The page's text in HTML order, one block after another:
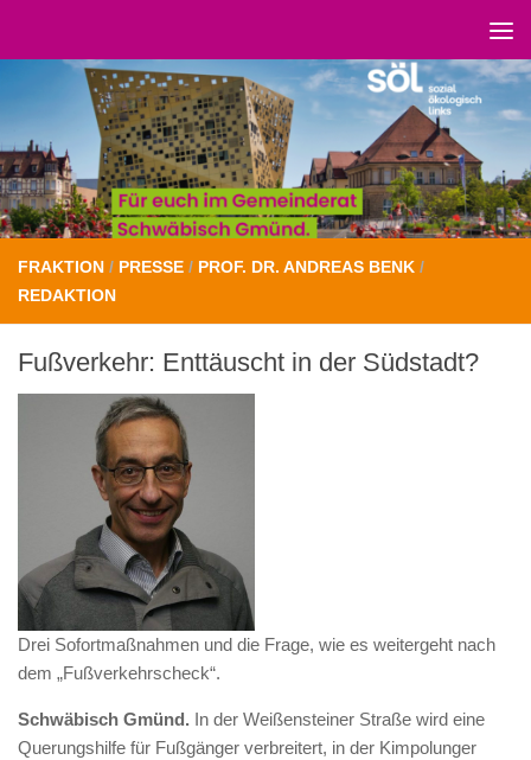
FRAKTION / PRESSE / PROF. DR. ANDREAS BENK /
REDAKTION
Fußverkehr: Enttäuscht in der Südstadt?
Drei Sofortmaßnahmen und die Frage, wie es weitergeht nach
dem „Fußverkehrscheck“.
Schwäbisch Gmünd. In der Weißensteiner Straße wird eine
Querungshilfe für Fußgänger verbreitert, in der Kimpolunger